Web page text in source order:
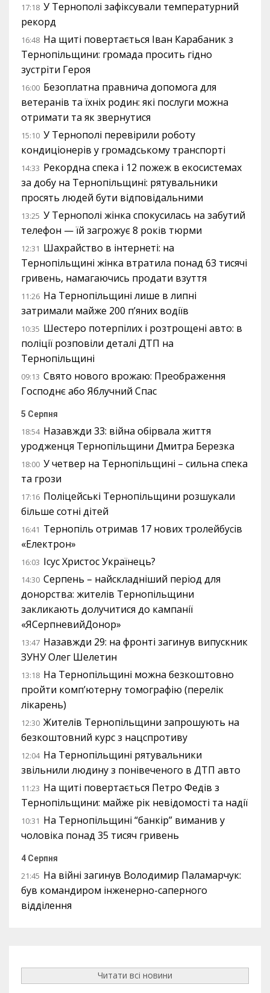
17:18 У Тернополі зафіксували температурний
рекорд
16:48 На щиті повертається Іван Карабаник з
Тернопільщини: громада просить гідно
зустріти Героя
16:00 Безоплатна правнича допомога для
ветеранів та їхніх родин: які послуги можна
отримати та як звернутися
15:10 У Тернополі перевірили роботу
кондиціонерів у громадському транспорті
14:33 Рекордна спека і 12 пожеж в екосистемах
за добу на Тернопільщині: рятувальники
просять людей бути відповідальними
13:25 У Тернополі жінка спокусилась на забутий
телефон — їй загрожує 8 років тюрми
12:31 Шахрайство в інтернеті: на
Тернопільщині жінка втратила понад 63 тисячі
гривень, намагаючись продати взуття
11:26 На Тернопільщині лише в липні
затримали майже 200 п’яних водіїв
10:35 Шестеро потерпілих і розтрощені авто: в
поліції розповіли деталі ДТП на
Тернопільщині
09:13 Свято нового врожаю: Преображення
Господнє або Яблучний Спас
5 Серпня
18:54 Назавжди 33: війна обірвала життя
уродженця Тернопільщини Дмитра Березка
18:00 У четвер на Тернопільщині – сильна спека
та грози
17:16 Поліцейські Тернопільщини розшукали
більше сотні дітей
16:41 Тернопіль отримав 17 нових тролейбусів
«Електрон»
16:03 Ісус Христос Українець?
14:30 Серпень – найскладніший період для
донорства: жителів Тернопільщини
закликають долучитися до кампанії
«ЯСерпневийДонор»
13:47 Назавжди 29: на фронті загинув випускник
ЗУНУ Олег Шелетин
13:18 На Тернопільщині можна безкоштовно
пройти комп’ютерну томографію (перелік
лікарень)
12:30 Жителів Тернопільщини запрошують на
безкоштовний курс з нацспротиву
12:04 На Тернопільщині рятувальники
звільнили людину з понівеченого в ДТП авто
11:23 На щиті повертається Петро Федів з
Тернопільщини: майже рік невідомості та надії
10:31 На Тернопільщині “банкір” виманив у
чоловіка понад 35 тисяч гривень
4 Серпня
21:45 На війні загинув Володимир Паламарчук:
був командиром інженерно-саперного
відділення
Читати всі новини